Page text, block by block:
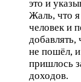
это и
Жаль, что
человек и
добавлять,
не пошёл,
пришлось
доходов.